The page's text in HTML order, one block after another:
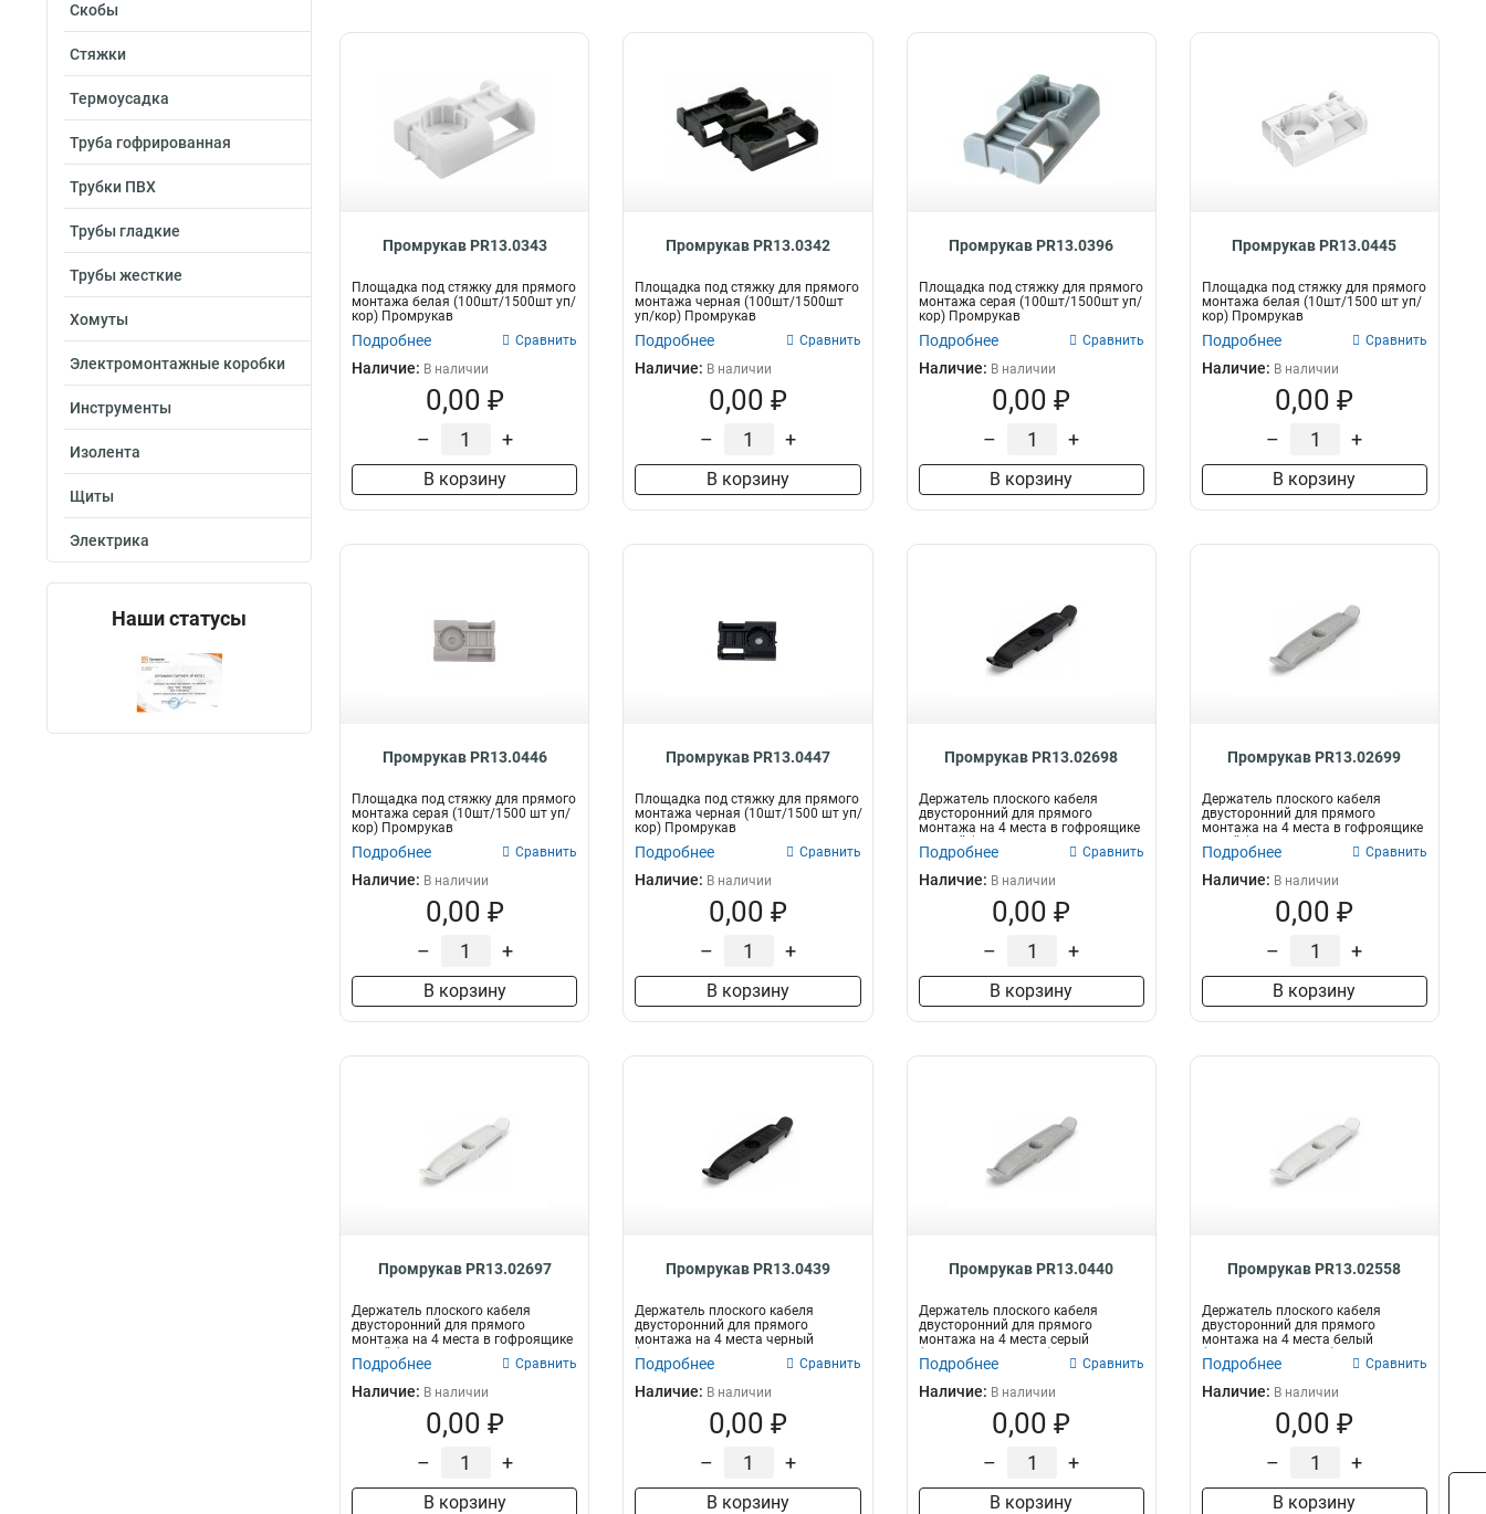
Скобы
Стяжки
Термоусадка
Труба гофрированная
Трубки ПВХ
Трубы гладкие
Трубы жесткие
Хомуты
Электромонтажные коробки
Инструменты
Изолента
Щиты
Электрика
Наши статусы
Промрукав PR13.0343
Площадка под стяжку для прямого
монтажа белая (100шт/1500шт уп/
кор) Промрукав
Подробнее Сравнить
Наличие: В наличии
0,00 ₽
– +
В корзину
Промрукав PR13.0342
Площадка под стяжку для прямого
монтажа черная (100шт/1500шт
уп/кор) Промрукав
Подробнее Сравнить
Наличие: В наличии
0,00 ₽
– +
В корзину
Промрукав PR13.0396
Площадка под стяжку для прямого
монтажа серая (100шт/1500шт уп/
кор) Промрукав
Подробнее Сравнить
Наличие: В наличии
0,00 ₽
– +
В корзину
Промрукав PR13.0445
Площадка под стяжку для прямого
монтажа белая (10шт/1500 шт уп/
кор) Промрукав
Подробнее Сравнить
Наличие: В наличии
0,00 ₽
– +
В корзину
Промрукав PR13.0446
Площадка под стяжку для прямого
монтажа серая (10шт/1500 шт уп/
кор) Промрукав
Подробнее Сравнить
Наличие: В наличии
0,00 ₽
– +
В корзину
Промрукав PR13.0447
Площадка под стяжку для прямого
монтажа черная (10шт/1500 шт уп/
кор) Промрукав
Подробнее Сравнить
Наличие: В наличии
0,00 ₽
– +
В корзину
Промрукав PR13.02698
Держатель плоского кабеля
двусторонний для прямого
монтажа на 4 места в гофроящике
черный (770...
Подробнее Сравнить
Наличие: В наличии
0,00 ₽
– +
В корзину
Промрукав PR13.02699
Держатель плоского кабеля
двусторонний для прямого
монтажа на 4 места в гофроящике
серый (770 ш...
Подробнее Сравнить
Наличие: В наличии
0,00 ₽
– +
В корзину
Промрукав PR13.02697
Держатель плоского кабеля
двусторонний для прямого
монтажа на 4 места в гофроящике
белый (770 ш...
Подробнее Сравнить
Наличие: В наличии
0,00 ₽
– +
В корзину
Промрукав PR13.0439
Держатель плоского кабеля
двусторонний для прямого
монтажа на 4 места черный
(20шт/640шт уп/кор...
Подробнее Сравнить
Наличие: В наличии
0,00 ₽
– +
В корзину
Промрукав PR13.0440
Держатель плоского кабеля
двусторонний для прямого
монтажа на 4 места серый
(20шт/640шт уп/кор)...
Подробнее Сравнить
Наличие: В наличии
0,00 ₽
– +
В корзину
Промрукав PR13.02558
Держатель плоского кабеля
двусторонний для прямого
монтажа на 4 места белый
(20шт/640шт уп/кор)...
Подробнее Сравнить
Наличие: В наличии
0,00 ₽
– +
В корзину